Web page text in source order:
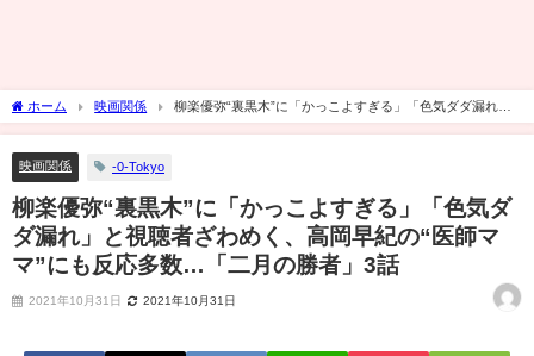
ホーム 映画関係
柳楽優弥“裏黒木”に「かっこよすぎる」「色気ダダ漏れ」
と視聴者ざわめく、高岡早紀の“医師ママ”にも反応多数…「二月の勝者」3話
映画関係 -0-Tokyo
柳楽優弥“裏黒木”に「かっこよすぎる」「色気ダ
ダ漏れ」と視聴者ざわめく、高岡早紀の“医師マ
マ”にも反応多数…「二月の勝者」3話
2021年10月31日 2021年10月31日